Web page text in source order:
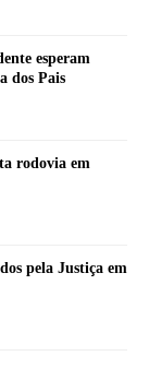
esperam
dos Pais
rodovia em
pela Justiça em